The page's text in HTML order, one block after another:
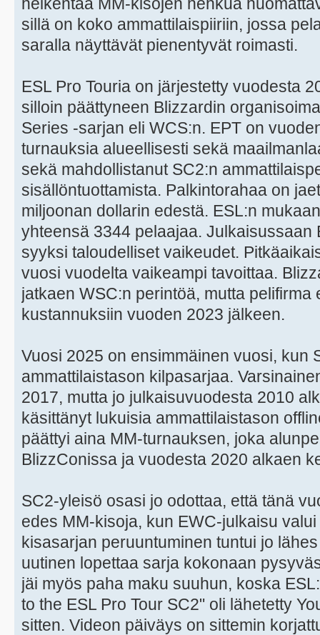
sillä on koko ammattilaispiiriin, jossa
saralla näyttävät pienentyvät roimasti.
ESL Pro Touria on järjestetty vuodesta
silloin päättyneen Blizzardin
Series -sarjan eli WCS:n. EPT on
turnauksia alueellisesti sekä
sekä mahdollistanut SC2:n
sisällöntuottamista. Palkintorahaa on
miljoonan dollarin edestä. ESL:n
yhteensä 3344 pelaajaa. Julkaisussaan
syyksi taloudelliset vaikeudet.
vuosi vuodelta vaikeampi tavoittaa.
jatkaen WSC:n perintöä, mutta pelifirma
kustannuksiin vuoden 2023 jälkeen.
Vuosi 2025 on ensimmäinen vuosi, kun
ammattilaistason kilpasarjaa.
2017, mutta jo julkaisuvuodesta 2010
käsittänyt lukuisia ammattilaistason
päättyi aina MM-turnauksen, joka
BlizzConissa ja vuodesta 2020 alkaen
SC2-yleisö osasi jo odottaa, että tänä
edes MM-kisoja, kun EWC-julkaisu
kisasarjan peruuntuminen tuntui jo
uutinen lopettaa sarja kokonaan
jäi myös paha maku suuhun, koska
to the ESL Pro Tour SC2" oli lähetetty
sitten. Videon päiväys on sittemin